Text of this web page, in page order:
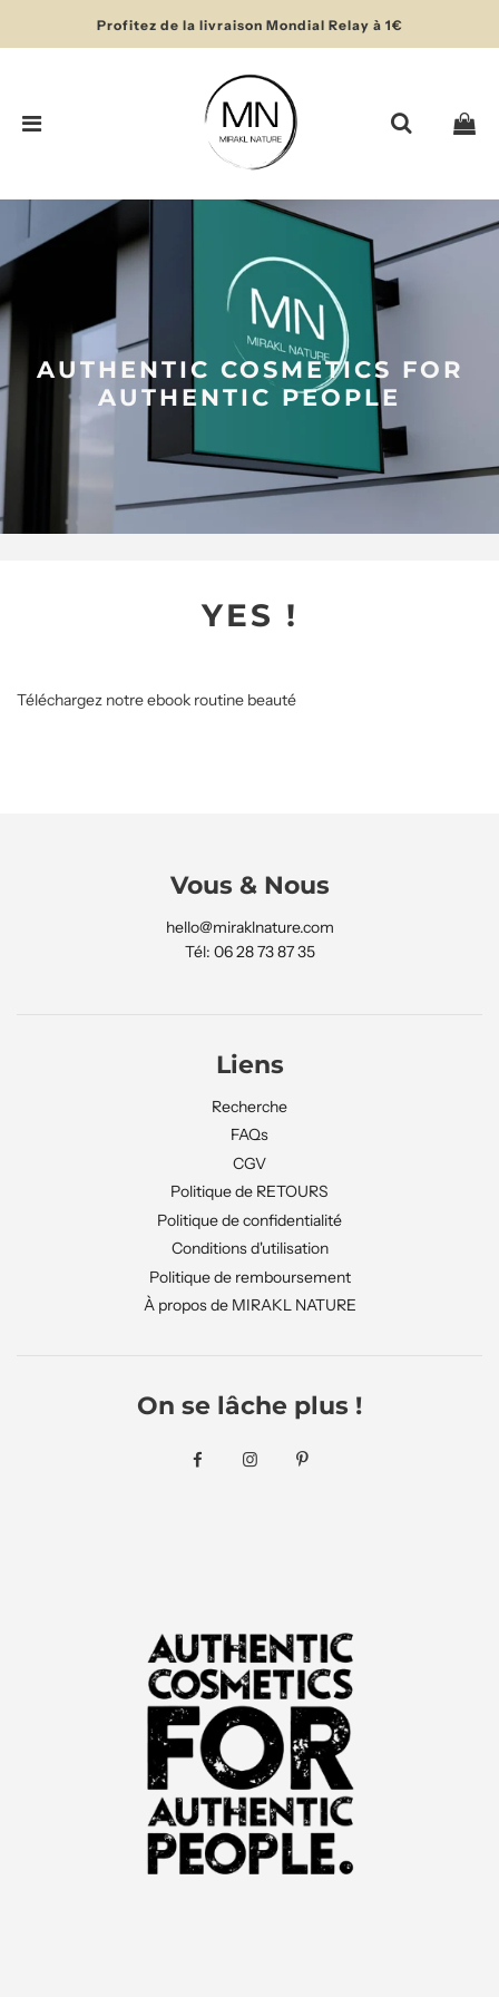
Profitez de la livraison Mondial Relay à 1€
AUTHENTIC COSMETICS FOR
AUTHENTIC PEOPLE
YES !
Téléchargez notre ebook routine beauté
Vous & Nous
hello@miraklnature.com
Tél: 06 28 73 87 35
Liens
Recherche
FAQs
CGV
Politique de RETOURS
Politique de confidentialité
Conditions d'utilisation
Politique de remboursement
À propos de MIRAKL NATURE
On se lâche plus !